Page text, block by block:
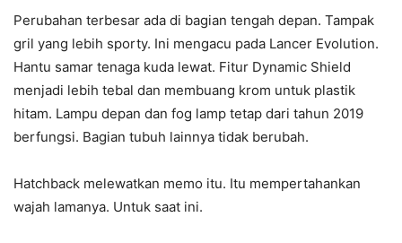
Perubahan terbesar ada di bagian tengah depan. Tampak
gril yang lebih sporty. Ini mengacu pada Lancer Evolution.
Hantu samar tenaga kuda lewat. Fitur Dynamic Shield
menjadi lebih tebal dan membuang krom untuk plastik
hitam. Lampu depan dan fog lamp tetap dari tahun 2019
berfungsi. Bagian tubuh lainnya tidak berubah.
Hatchback melewatkan memo itu. Itu mempertahankan
wajah lamanya. Untuk saat ini.